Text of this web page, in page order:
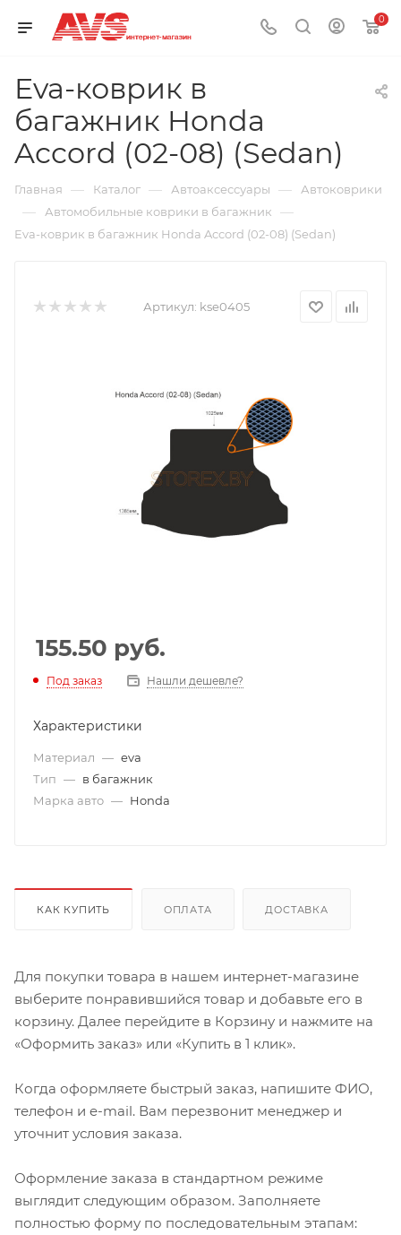
0
Eva-коврик в
багажник Honda
Accord (02-08) (Sedan)
Главная — Каталог — Автоаксессуары — Автоковрики
— Автомобильные коврики в багажник —
Eva-коврик в багажник Honda Accord (02-08) (Sedan)
Артикул: kse0405
155.50 руб.
Под заказ Нашли дешевле?
Характеристики
Материал — eva
Тип — в багажник
Марка авто — Honda
КАК КУПИТЬ ОПЛАТА ДОСТАВКА
Для покупки товара в нашем интернет-магазине
выберите понравившийся товар и добавьте его в
корзину. Далее перейдите в Корзину и нажмите на
«Оформить заказ» или «Купить в 1 клик».
Когда оформляете быстрый заказ, напишите ФИО,
телефон и e-mail. Вам перезвонит менеджер и
уточнит условия заказа.
Оформление заказа в стандартном режиме
выглядит следующим образом. Заполняете
полностью форму по последовательным этапам: